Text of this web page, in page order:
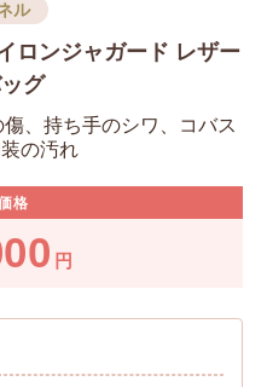
ル
ロンジャガード レザー
グ
、持ち手のシワ、コバス
の汚れ
格
円